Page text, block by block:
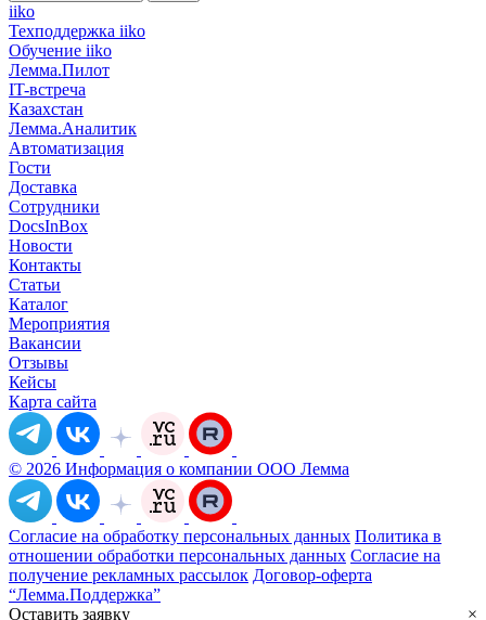
iiko
Техподдержка iiko
Обучение iiko
Лемма.Пилот
IT-встреча
Казахстан
Лемма.Аналитик
Автоматизация
Гости
Доставка
Сотрудники
DocsInBox
Новости
Контакты
Статьи
Каталог
Мероприятия
Вакансии
Отзывы
Кейсы
Карта сайта
© 2026 Информация о компании ООО Лемма
Согласие на обработку персональных данных Политика в
отношении обработки персональных данных Согласие на
получение рекламных рассылок Договор-оферта
“Лемма.Поддержка”
Оставить заявку
×